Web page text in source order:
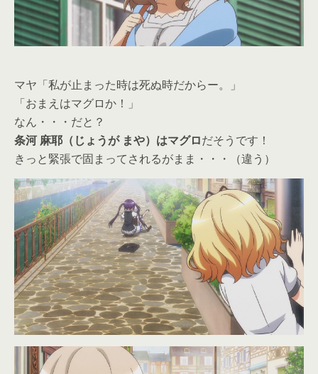
マヤ「私が止まった時は死ぬ時だからー。」
「おまえはマグロか！」
なん・・・だと？
条河 麻耶（じょうが まや）はマグロだそうです！
きっと緊張で固まってされるがまま・・・（違う）